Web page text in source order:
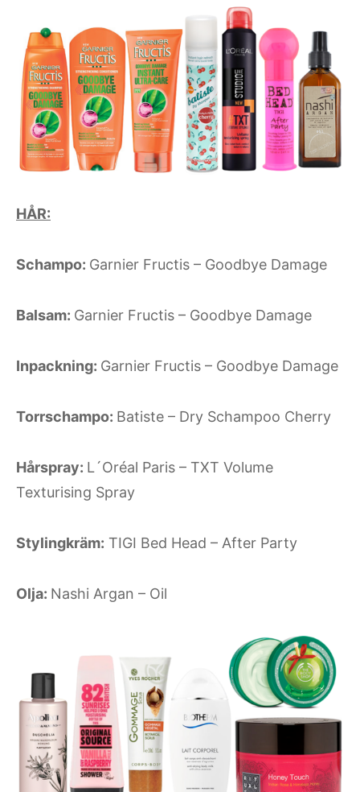
HÅR:
Schampo: Garnier Fructis – Goodbye Damage
Balsam: Garnier Fructis – Goodbye Damage
Inpackning: Garnier Fructis – Goodbye Damage
Torrschampo: Batiste – Dry Schampoo Cherry
Hårspray: L´Oréal Paris – TXT Volume
Texturising Spray
Stylingkräm: TIGI Bed Head – After Party
Olja: Nashi Argan – Oil